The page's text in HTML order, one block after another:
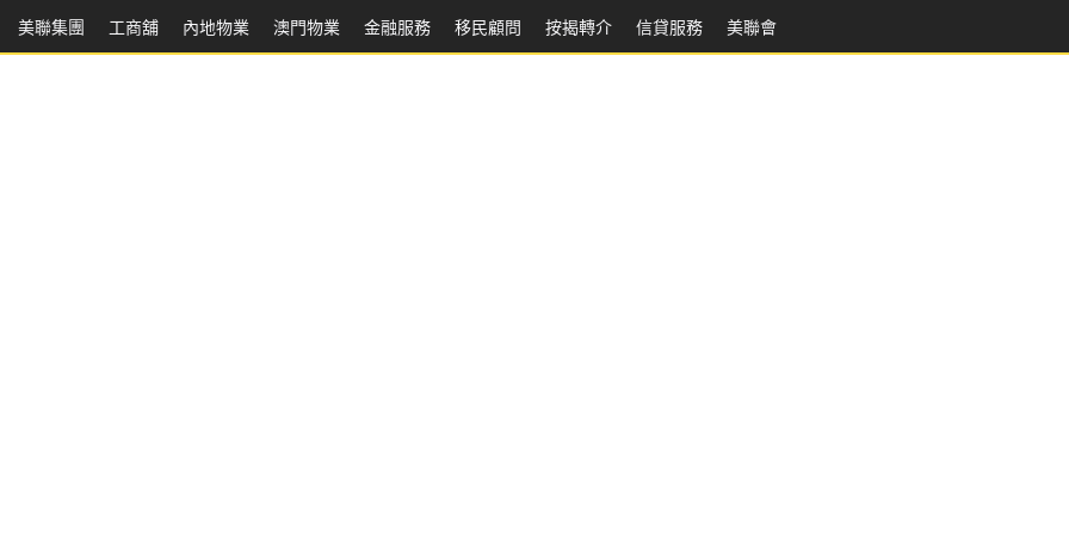
美聯集團 工商舖 內地物業 澳門物業 金融服務 移民顧問 按揭轉介 信貸服務 美聯會